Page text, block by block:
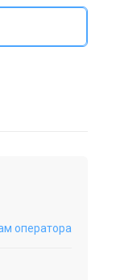
оператора